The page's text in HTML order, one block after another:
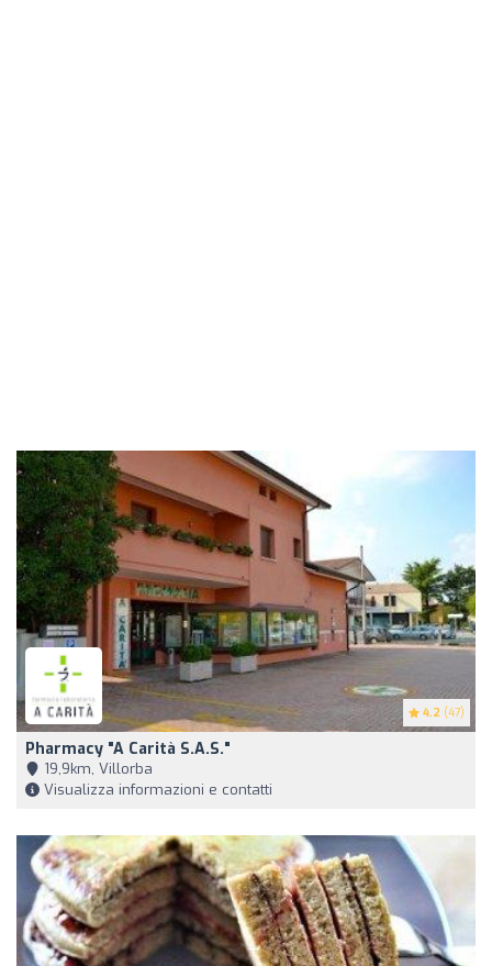
4.2 (47)
Pharmacy "A Carità S.A.S."
19,9km, Villorba
Visualizza informazioni e contatti